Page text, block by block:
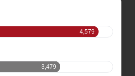
4,579
3,479